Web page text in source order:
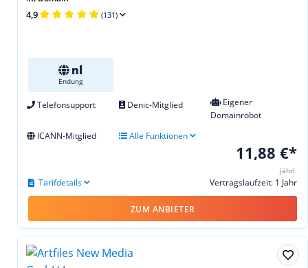
4,9 (131)
nl
Endung
Telefonsupport Denic-Mitglied
Eigener
Domainrobot
ICANN-Mitglied
Alle Funktionen
11,88 €*
jährl.
Vertragslaufzeit: 1 Jahr
Tarifdetails
ZUM ANBIETER